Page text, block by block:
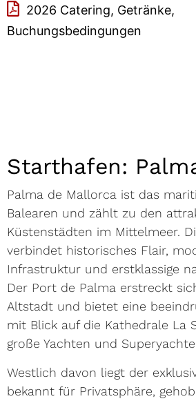
2026 Catering, Getränke,
Buchungsbedingungen
Starthafen:
Palma de Mallorca ist das
Balearen und zählt zu den
Küstenstädten im Mittelmeer.
verbindet historisches Flair,
Infrastruktur und erstklassige
Der Port de Palma erstreckt
Altstadt und bietet eine
mit Blick auf die Kathedrale La
große Yachten und
Westlich davon liegt der
bekannt für Privatsphäre,